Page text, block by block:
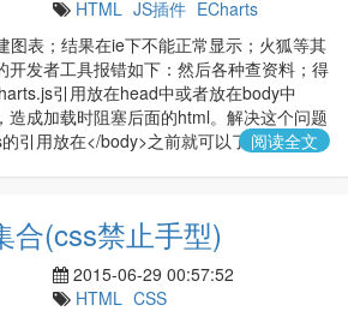
HTML JS插件 ECharts
图表；结果在ie下不能正常显示；火狐等其
开发者工具报错如下：然后各种查资料；得
引用放在head中或者放在body中
造成加载时阻塞后面的html。解决这个问题
引用放在</body>之前就可以了；阅读全文
合(css禁止手型)
2015-06-29 00:57:52
HTML CSS